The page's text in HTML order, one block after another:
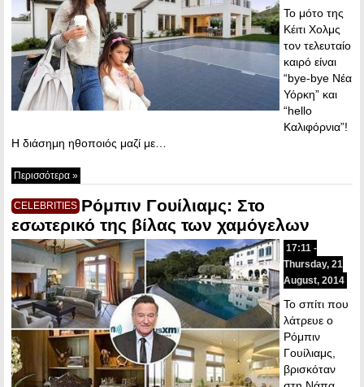
Το μότο της
Κέιτι Χολμς
τον τελευταίο
καιρό είναι
“bye-bye Νέα
Υόρκη” και
“hello
Καλιφόρνια”!
Η διάσημη ηθοποιός μαζί με…
Περισσότερα »
CELEBRITIES Ρόμπιν Γουίλιαμς: Στο
εσωτερικό της βίλας των χαμόγελων
17:11 -
Thursday, 21
August, 2014
Το σπίτι που
λάτρευε ο
Ρόμπιν
Γουίλιαμς,
βρισκόταν